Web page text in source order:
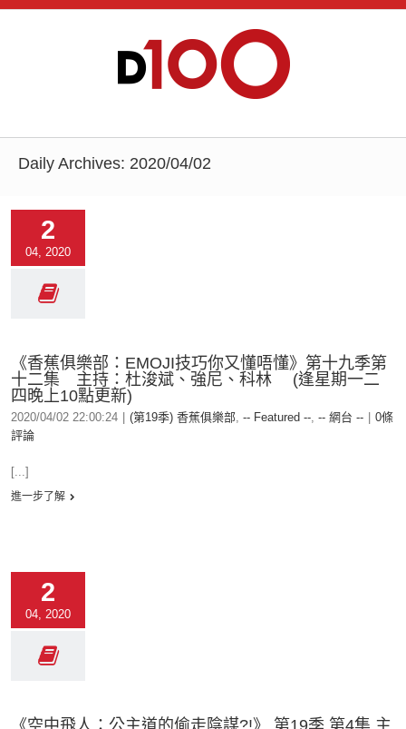
Daily Archives: 2020/04/02
2
04, 2020
《香蕉俱樂部：EMOJI技巧你又懂唔懂》第十九季第
十二集 主持：杜浚斌、強尼、科林 (逢星期一二
四晚上10點更新)
2020/04/02 22:00:24 (第19季) 香蕉俱樂部, -- Featured --, -- 網台 --
0條
評論
[...]
進一步了解
2
04, 2020
《空中飛人：公主道的偷走陰謀?!》 第19季 第4集 主